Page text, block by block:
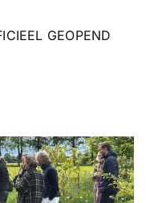
GEOPEND